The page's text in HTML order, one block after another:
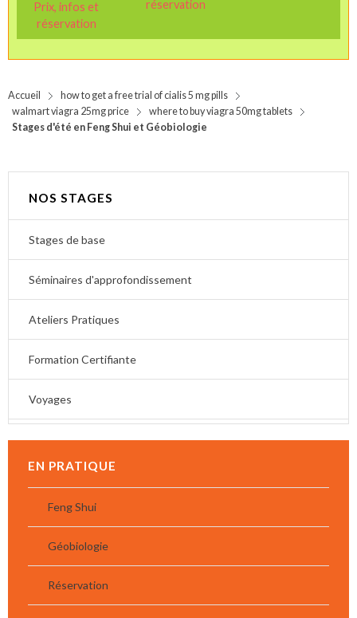
Prix, infos et
réservation
réservation
Accueil
how to get a free trial of cialis 5 mg pills
walmart viagra 25mg price
where to buy viagra 50mg tablets
Stages d'été en Feng Shui et Géobiologie
NOS STAGES
Stages de base
Séminaires d'approfondissement
Ateliers Pratiques
Formation Certifiante
Voyages
EN PRATIQUE
Feng Shui
Géobiologie
Réservation